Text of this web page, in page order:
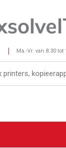
Ma.-Vr. van 8.30 tot